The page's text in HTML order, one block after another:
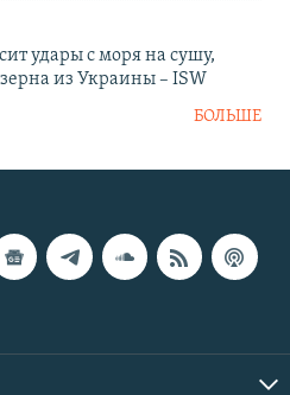
удары с моря на сушу,
из Украины – ISW
БОЛЬШЕ